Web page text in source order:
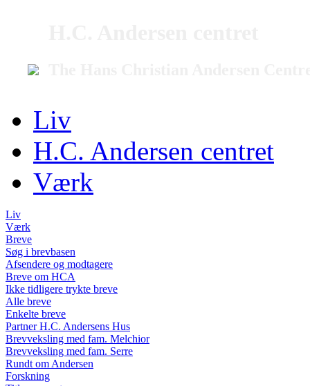
Liv
H.C. Andersen centret
Værk
Liv
Værk
Breve
Søg i brevbasen
Afsendere og modtagere
Breve om HCA
Ikke tidligere trykte breve
Alle breve
Enkelte breve
Partner H.C. Andersens Hus
Brevveksling med fam. Melchior
Brevveksling med fam. Serre
Rundt om Andersen
Forskning